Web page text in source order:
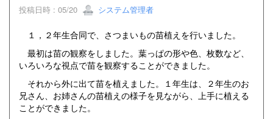
投稿日時 : 05/20 システム管理者
１，２年生合同で、さつまいもの苗植えを行いました。
最初は苗の観察をしました。葉っぱの形や色、枚数など、
いろいろな視点で苗を観察することができました。
それから外に出て苗を植えました。１年生は、２年生のお
兄さん、お姉さんの苗植えの様子を見ながら、上手に植える
ことができました。